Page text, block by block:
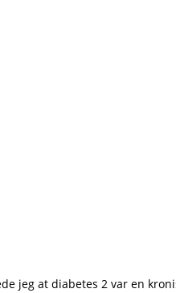
jeg at diabetes 2 var en